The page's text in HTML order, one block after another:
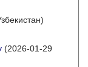
(2026-01-29